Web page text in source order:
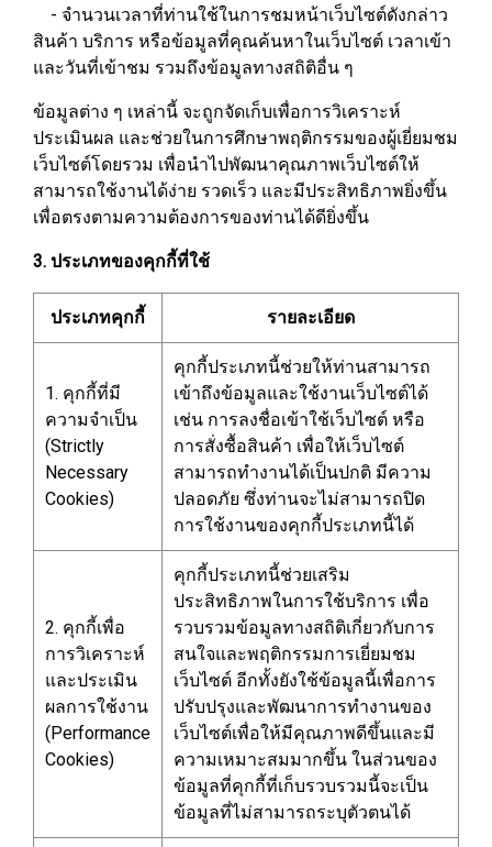
- จำนวนเวลาที่ท่านใช้ในการชมหน้าเว็บไซต์ดังกล่าว
สินค้า บริการ หรือข้อมูลที่คุณค้นหาในเว็บไซต์ เวลาเข้า
และวันที่เข้าชม รวมถึงข้อมูลทางสถิติอื่น ๆ
ข้อมูลต่าง ๆ เหล่านี้ จะถูกจัดเก็บเพื่อการวิเคราะห์
ประเมินผล และช่วยในการศึกษาพฤติกรรมของผู้เยี่ยมชม
เว็บไซต์โดยรวม เพื่อนำไปพัฒนาคุณภาพเว็บไซต์ให้
สามารถใช้งานได้ง่าย รวดเร็ว และมีประสิทธิภาพยิ่งขึ้น
เพื่อตรงตามความต้องการของท่านได้ดียิ่งขึ้น
3. ประเภทของคุกกี้ที่ใช้
ประเภทคุกกี้ รายละเอียด
1. คุกกี้ที่มี
ความจำเป็น
(Strictly
Necessary
Cookies)
คุกกี้ประเภทนี้ช่วยให้ท่านสามารถ
เข้าถึงข้อมูลและใช้งานเว็บไซต์ได้
เช่น การลงชื่อเข้าใช้เว็บไซต์ หรือ
การสั่งซื้อสินค้า เพื่อให้เว็บไซต์
สามารถทำงานได้เป็นปกติ มีความ
ปลอดภัย ซึ่งท่านจะไม่สามารถปิด
การใช้งานของคุกกี้ประเภทนี้ได้
2. คุกกี้เพื่อ
การวิเคราะห์
และประเมิน
ผลการใช้งาน
(Performance
Cookies)
คุกกี้ประเภทนี้ช่วยเสริม
ประสิทธิภาพในการใช้บริการ เพื่อ
รวบรวมข้อมูลทางสถิติเกี่ยวกับการ
สนใจและพฤติกรรมการเยี่ยมชม
เว็บไซต์ อีกทั้งยังใช้ข้อมูลนี้เพื่อการ
ปรับปรุงและพัฒนาการทำงานของ
เว็บไซต์เพื่อให้มีคุณภาพดีขึ้นและมี
ความเหมาะสมมากขึ้น ในส่วนของ
ข้อมูลที่คุกกี้ที่เก็บรวบรวมนี้จะเป็น
ข้อมูลที่ไม่สามารถระบุตัวตนได้